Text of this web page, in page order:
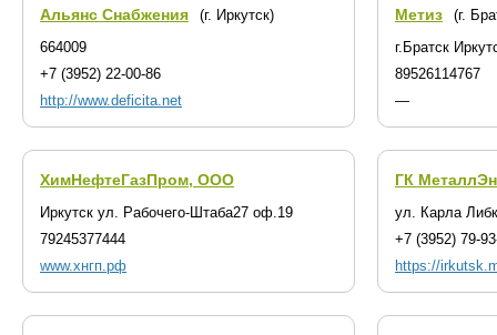
Альянс Снабжения
(г. Иркутск)
664009
+7 (3952) 22-00-86
http://www.deficita.net
Метиз
(г.
г.Братск
89526114767
—
ХимНефтеГазПром, ООО
Иркутск ул. Рабочего-Штаба27 оф.19
79245377444
www.хнгп.рф
ГК
ул. Карла
+7 (3952) 79-
https://